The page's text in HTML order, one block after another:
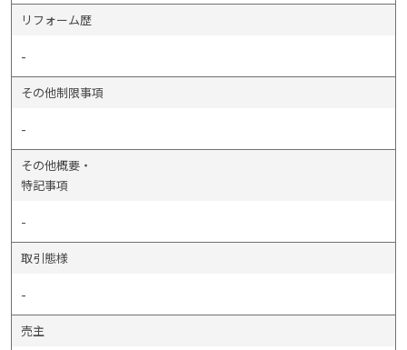
リフォーム歴
-
その他制限事項
-
その他概要・
特記事項
-
取引態様
-
売主